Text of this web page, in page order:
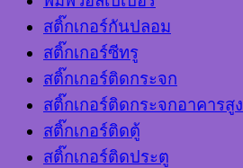
สติ๊กเกอร์กันปลอม
สติ๊กเกอร์ซีทรู
สติ๊กเกอร์ติดกระจก
สติ๊กเกอร์ติดกระจกอาคารสูง
สติ๊กเกอร์ติดตู้
สติ๊กเกอร์ติดประตู